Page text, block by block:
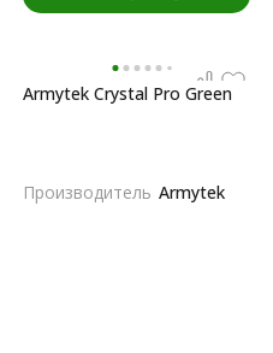
Armytek Crystal Pro Green
Производитель Armytek